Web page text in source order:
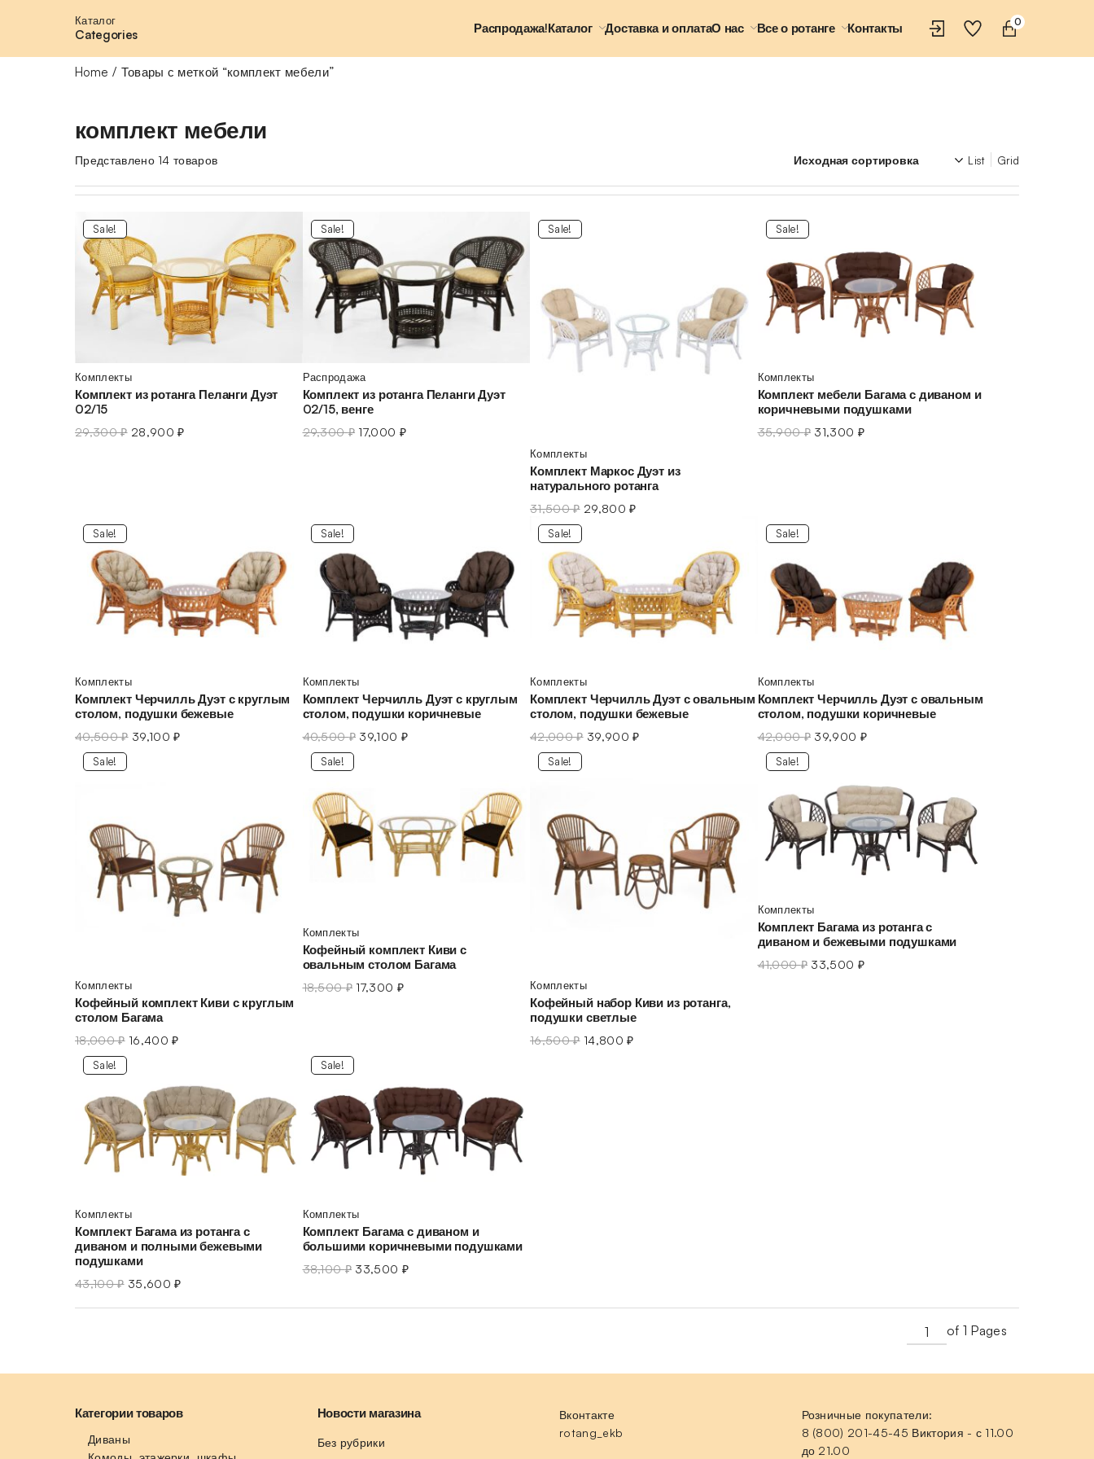
Каталог
Categories Распродажа!Каталог Доставка и оплатаО нас Все о ротанге Контакты 0
Home Товары с меткой “комплект мебели”
комплект мебели
Представлено 14 товаров List Grid
Sale!
Комплекты
Комплект из ротанга Пеланги Дуэт
02/15
29,300₽ 28,900₽
Sale!
Распродажа
Комплект из ротанга Пеланги Дуэт
02/15, венге
29,300₽ 17,000 ₽
Sale!
Комплекты
Комплект Маркос Дуэт из
натурального ротанга
31,500₽ 29,800₽
Sale!
Комплекты
Комплект мебели Багама с диваном и
коричневыми подушками
35,900₽ 31,300 ₽
Sale!
Комплекты
Комплект Черчилль Дуэт с круглым
столом, подушки бежевые
40,500₽ 39,100₽
Sale!
Комплекты
Комплект Черчилль Дуэт с круглым
столом, подушки коричневые
40,500₽ 39,100 ₽
Sale!
Комплекты
Комплект Черчилль Дуэт с овальным
столом, подушки бежевые
42,000₽ 39,900₽
Sale!
Комплекты
Комплект Черчилль Дуэт с овальным
столом, подушки коричневые
42,000₽ 39,900 ₽
Sale!
Комплекты
Кофейный комплект Киви с круглым
столом Багама
18,000₽ 16,400₽
Sale!
Комплекты
Кофейный комплект Киви с
овальным столом Багама
18,500₽ 17,300 ₽
Sale!
Комплекты
Кофейный набор Киви из ротанга,
подушки светлые
16,500₽ 14,800₽
Sale!
Комплекты
Комплект Багама из ротанга с
диваном и бежевыми подушками
41,000₽ 33,500 ₽
Sale!
Комплекты
Комплект Багама из ротанга с
диваном и полными бежевыми
подушками
43,100₽ 35,600₽
Sale!
Комплекты
Комплект Багама с диваном и
большими коричневыми подушками
38,100₽ 33,500 ₽
of 1 Pages
Категории товаров
Диваны
Новости магазина
Без рубрики
Вконтакте
rotang_ekb
Розничные покупатели:
8 (800) 201-45-45 Виктория - с 11.00
до 21.00